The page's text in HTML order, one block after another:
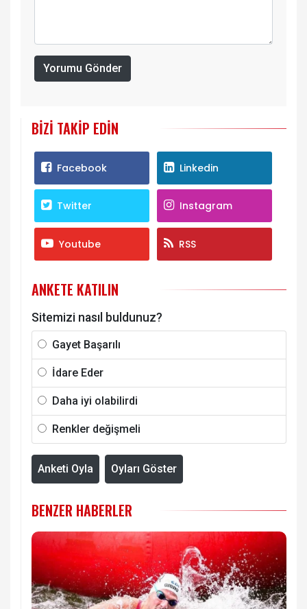
Yorumu Gönder
BIZI TAKIP EDIN
Facebook Linkedin
Twitter Instagram
Youtube RSS
ANKETE KATILIN
Sitemizi nasıl buldunuz?
Gayet Başarılı
İdare Eder
Daha iyi olabilirdi
Renkler değişmeli
Anketi Oyla Oyları Göster
BENZER HABERLER